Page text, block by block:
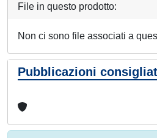
File in questo prodotto:
Non ci sono file associati a
Pubblicazioni